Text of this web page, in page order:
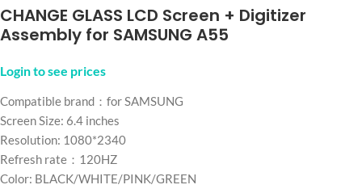
CHANGE GLASS LCD Screen + Digitizer
Assembly for SAMSUNG A55
Login to see prices
Compatible brand：for SAMSUNG
Screen Size: 6.4 inches
Resolution: 1080*2340
Refresh rate：120HZ
Color: BLACK/WHITE/PINK/GREEN